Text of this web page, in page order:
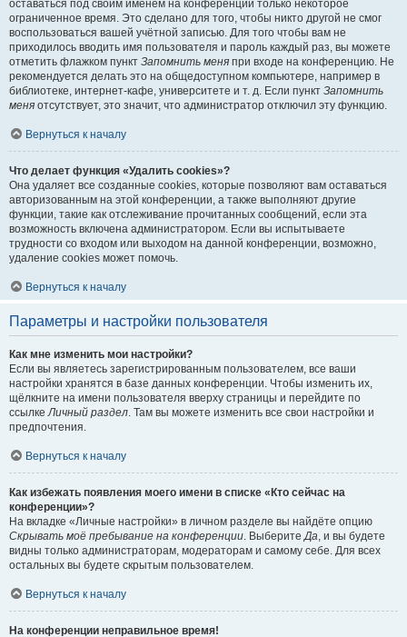
оставаться под своим именем на конференции только некоторое
ограниченное время. Это сделано для того, чтобы никто другой не смог
воспользоваться вашей учётной записью. Для того чтобы вам не
приходилось вводить имя пользователя и пароль каждый раз, вы можете
отметить флажком пункт Запомнить меня при входе на конференцию. Не
рекомендуется делать это на общедоступном компьютере, например в
библиотеке, интернет-кафе, университете и т. д. Если пункт Запомнить
меня отсутствует, это значит, что администратор отключил эту функцию.
Вернуться к началу
Что делает функция «Удалить cookies»?
Она удаляет все созданные cookies, которые позволяют вам оставаться
авторизованным на этой конференции, а также выполняют другие
функции, такие как отслеживание прочитанных сообщений, если эта
возможность включена администратором. Если вы испытываете
трудности со входом или выходом на данной конференции, возможно,
удаление cookies может помочь.
Вернуться к началу
Параметры и настройки пользователя
Как мне изменить мои настройки?
Если вы являетесь зарегистрированным пользователем, все ваши
настройки хранятся в базе данных конференции. Чтобы изменить их,
щёлкните на имени пользователя вверху страницы и перейдите по
ссылкеЛичный раздел. Там вы можете изменить все свои настройки и
предпочтения.
Вернуться к началу
Как избежать появления моего имени в списке «Кто сейчас на
конференции»?
На вкладке «Личные настройки» в личном разделе вы найдёте опцию
Скрывать моё пребывание на конференции. ВыберитеДа, и вы будете
видны только администраторам, модераторам и самому себе. Для всех
остальных вы будете скрытым пользователем.
Вернуться к началу
На конференции неправильное время!